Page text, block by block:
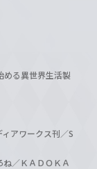
める異世界生活製
アワークス刊／S
／ＫＡＤＯＫＡ